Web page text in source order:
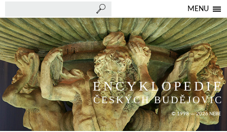
MENU
ENCYKLOPEDIE
ČESKÝCH BUDĚJOVIC
© 1998 — 2026 NEBE